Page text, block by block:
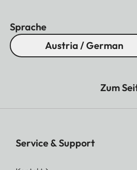
Sprache
Austria / German
Zum
Service & Support